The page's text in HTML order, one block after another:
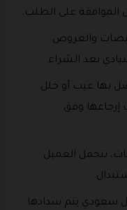
الموافقة على الطلب.
والعروض
بعد الشراء.
بها عيب أو خلل
وفق
يتحمل العميل
شحن الاستبدال 25 ريال سعودي يتم سدادها